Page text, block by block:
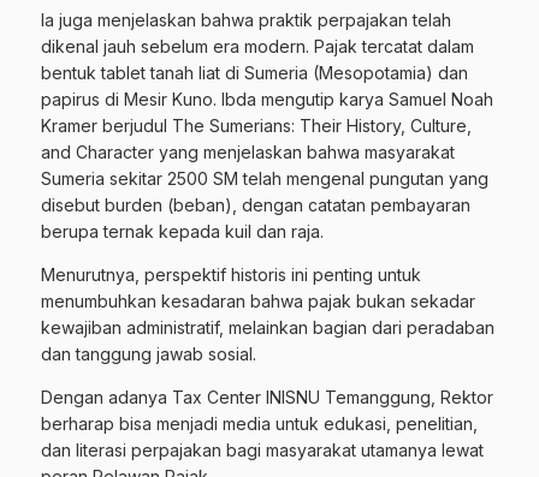
Ia juga menjelaskan bahwa praktik perpajakan telah
dikenal jauh sebelum era modern. Pajak tercatat dalam
bentuk tablet tanah liat di Sumeria (Mesopotamia) dan
papirus di Mesir Kuno. Ibda mengutip karya Samuel Noah
Kramer berjudul The Sumerians: Their History, Culture,
and Character yang menjelaskan bahwa masyarakat
Sumeria sekitar 2500 SM telah mengenal pungutan yang
disebut burden (beban), dengan catatan pembayaran
berupa ternak kepada kuil dan raja.
Menurutnya, perspektif historis ini penting untuk
menumbuhkan kesadaran bahwa pajak bukan sekadar
kewajiban administratif, melainkan bagian dari peradaban
dan tanggung jawab sosial.
Dengan adanya Tax Center INISNU Temanggung, Rektor
berharap bisa menjadi media untuk edukasi, penelitian,
dan literasi perpajakan bagi masyarakat utamanya lewat